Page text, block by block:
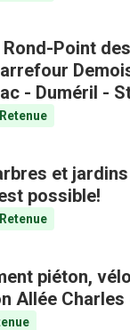
Point
- Duméril -
Retenue
et
possible!
Retenue
piéton,
Allée Charles